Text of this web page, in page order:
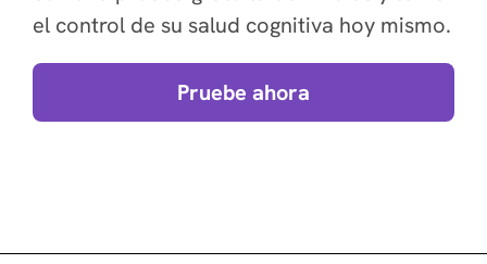
el control de su salud cognitiva hoy mismo.
Pruebe ahora